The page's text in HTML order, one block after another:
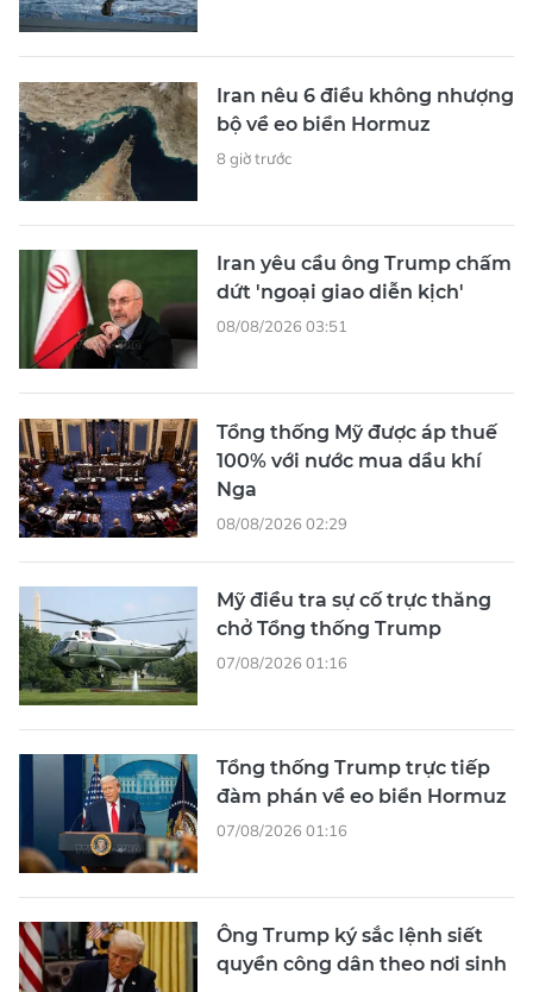
Iran nêu 6 điều không nhượng
bộ về eo biển Hormuz
8 giờ trước
Iran yêu cầu ông Trump chấm
dứt 'ngoại giao diễn kịch'
08/08/2026 03:51
Tổng thống Mỹ được áp thuế
100% với nước mua dầu khí
Nga
08/08/2026 02:29
Mỹ điều tra sự cố trực thăng
chở Tổng thống Trump
07/08/2026 01:16
Tổng thống Trump trực tiếp
đàm phán về eo biển Hormuz
07/08/2026 01:16
Ông Trump ký sắc lệnh siết
quyền công dân theo nơi sinh